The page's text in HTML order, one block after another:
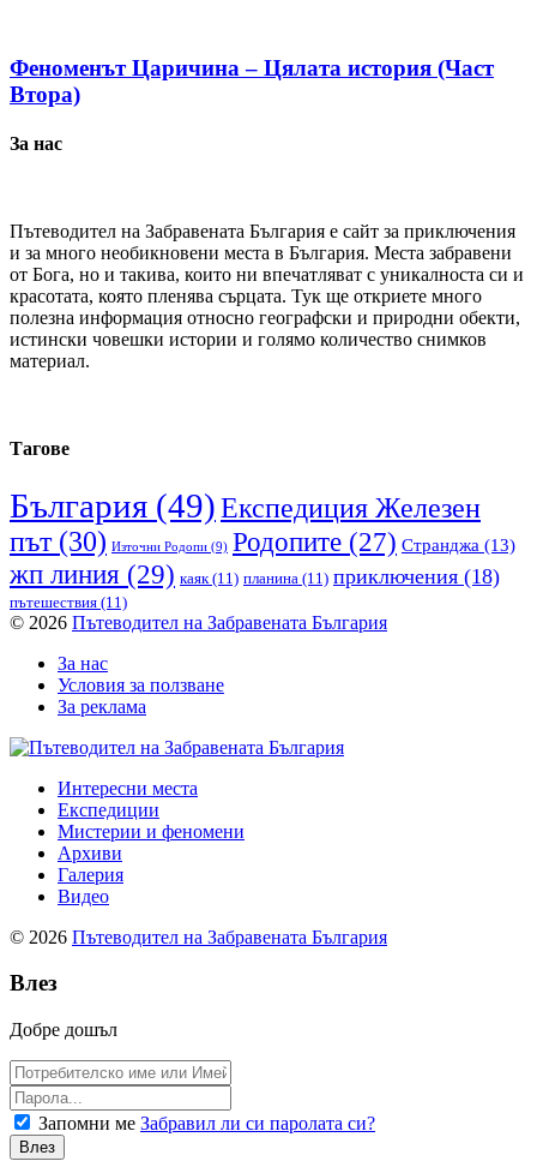
Феноменът Царичина – Цялата история (Част
Втора)
За нас
Пътеводител на Забравената България е сайт за приключения
и за много необикновени места в България. Места забравени
от Бога, но и такива, които ни впечатляват с уникалноста си и
красотата, която пленява сърцата. Тук ще откриете много
полезна информация относно географски и природни обекти,
истински човешки истории и голямо количество снимков
материал.
Тагове
България (49)Експедиция Железен
път(30) Източни Родопи (9) Родопите (27) Странджа (13)
жп линия (29) каяк (11) планина (11) приключения (18)
пътешествия (11)
© 2026 Пътеводител на Забравената България
За нас
Условия за ползване
За реклама
Интересни места
Експедиции
Мистерии и феномени
Архиви
Галерия
Видео
© 2026 Пътеводител на Забравената България
Влез
Добре дошъл
Запомни ме Забравил ли си паролата си?